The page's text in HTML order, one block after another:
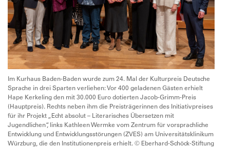
Im Kurhaus Baden-Baden wurde zum 24. Mal der Kulturpreis Deutsche
Sprache in drei Sparten verliehen: Vor 400 geladenen Gästen erhielt
Hape Kerkeling den mit 30.000 Euro dotierten Jacob-Grimm-Preis
(Hauptpreis). Rechts neben ihm die Preisträgerinnen des Initiativpreises
für ihr Projekt „Echt absolut – Literarisches Übersetzen mit
Jugendlichen“, links Kathleen Wermke vom Zentrum für vorsprachliche
Entwicklung und Entwicklungsstörungen (ZVES) am Universitätsklinikum
Würzburg, die den Institutionenpreis erhielt. © Eberhard-Schöck-Stiftung